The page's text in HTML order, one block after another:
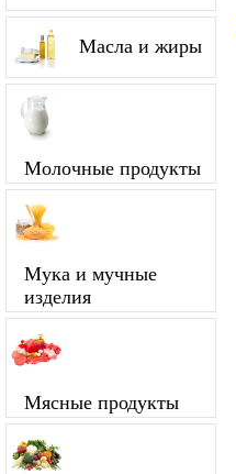
Масла и жиры
Молочные продукты
Мука и мучные
изделия
Мясные продукты